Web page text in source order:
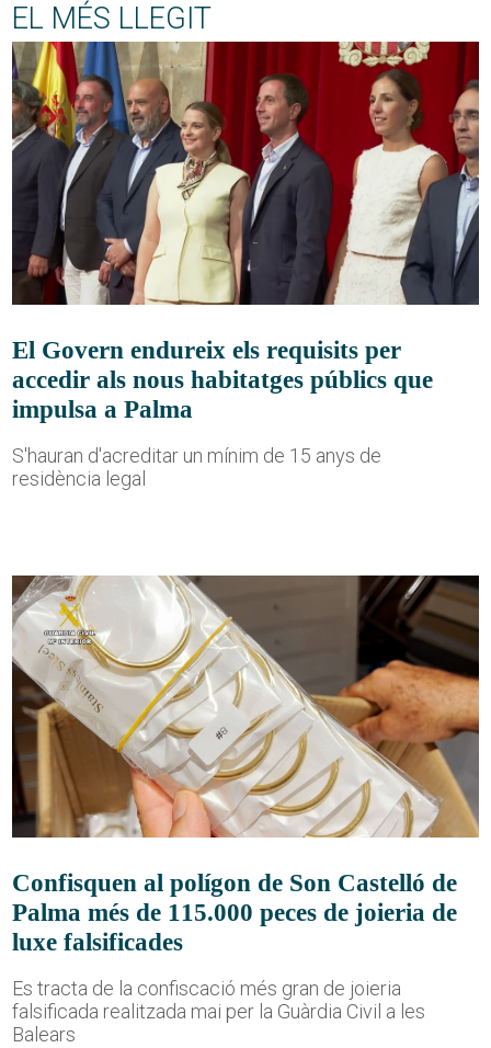
EL MÉS LLEGIT
El Govern endureix els requisits per
accedir als nous habitatges públics que
impulsa a Palma
S'hauran d'acreditar un mínim de 15 anys de
residència legal
Confisquen al polígon de Son Castelló de
Palma més de 115.000 peces de joieria de
luxe falsificades
Es tracta de la confiscació més gran de joieria
falsificada realitzada mai per la Guàrdia Civil a les
Balears